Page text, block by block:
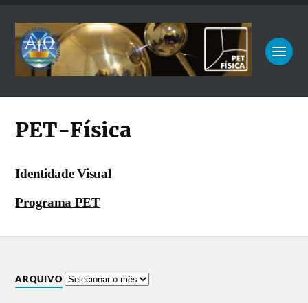
PET-Física
Identidade Visual
Programa PET
ARQUIVO